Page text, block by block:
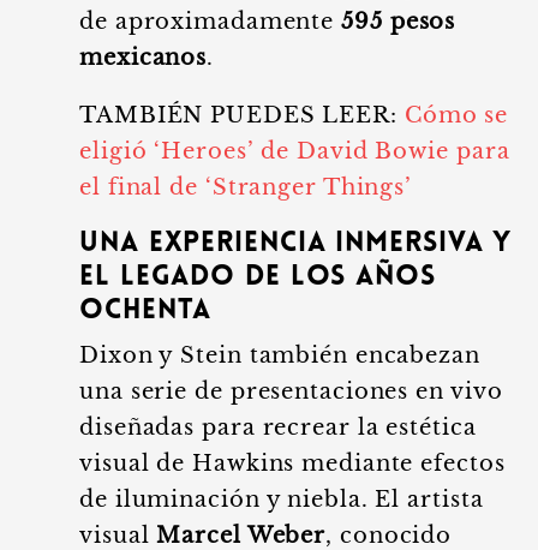
de aproximadamente595 pesos
mexicanos.
TAMBIÉN PUEDES LEER: Cómo se
eligió ‘Heroes’ de David Bowie para
el final de ‘Stranger Things’
Una experiencia inmersiva y
el legado de los años
ochenta
Dixon y Stein también encabezan
una serie de presentaciones en vivo
diseñadas para recrear la estética
visual de Hawkins mediante efectos
de iluminación y niebla. El artista
visualMarcel Weber, conocido